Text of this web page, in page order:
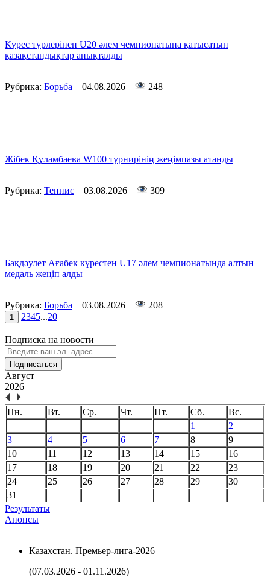
Күрес түрлерінен U20 әлем чемпионатына қатысатын
қазақстандықтар анықталды
Рубрика: Борьба 04.08.2026 248
Жібек Құламбаева W100 турнирінің жеңімпазы атанды
Рубрика: Теннис 03.08.2026 309
Бақдәулет Ағабек күрестен U17 әлем чемпионатында алтын
медаль жеңіп алды
Рубрика: Борьба 03.08.2026 208
1 2345...20
Подписка на новости
Подписаться
Август
2026
Пн. Вт. Ср. Чт. Пт. Сб.
Вс.
1
2
3
4 5 6 7 8
9
10
11 12 13 14 15
16
17
18 19 20 21 22
23
24
25 26 27 28 29
30
31
Результаты
Анонсы
Казахстан. Премьер-лига-2026
(07.03.2026 - 01.11.2026)